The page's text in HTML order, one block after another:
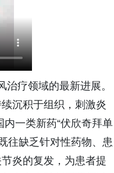
疗领域的最新进展。
沉积于组织，刺激炎
一类新药“伏欣奇拜单
往缺乏针对性药物、患
炎的复发，为患者提